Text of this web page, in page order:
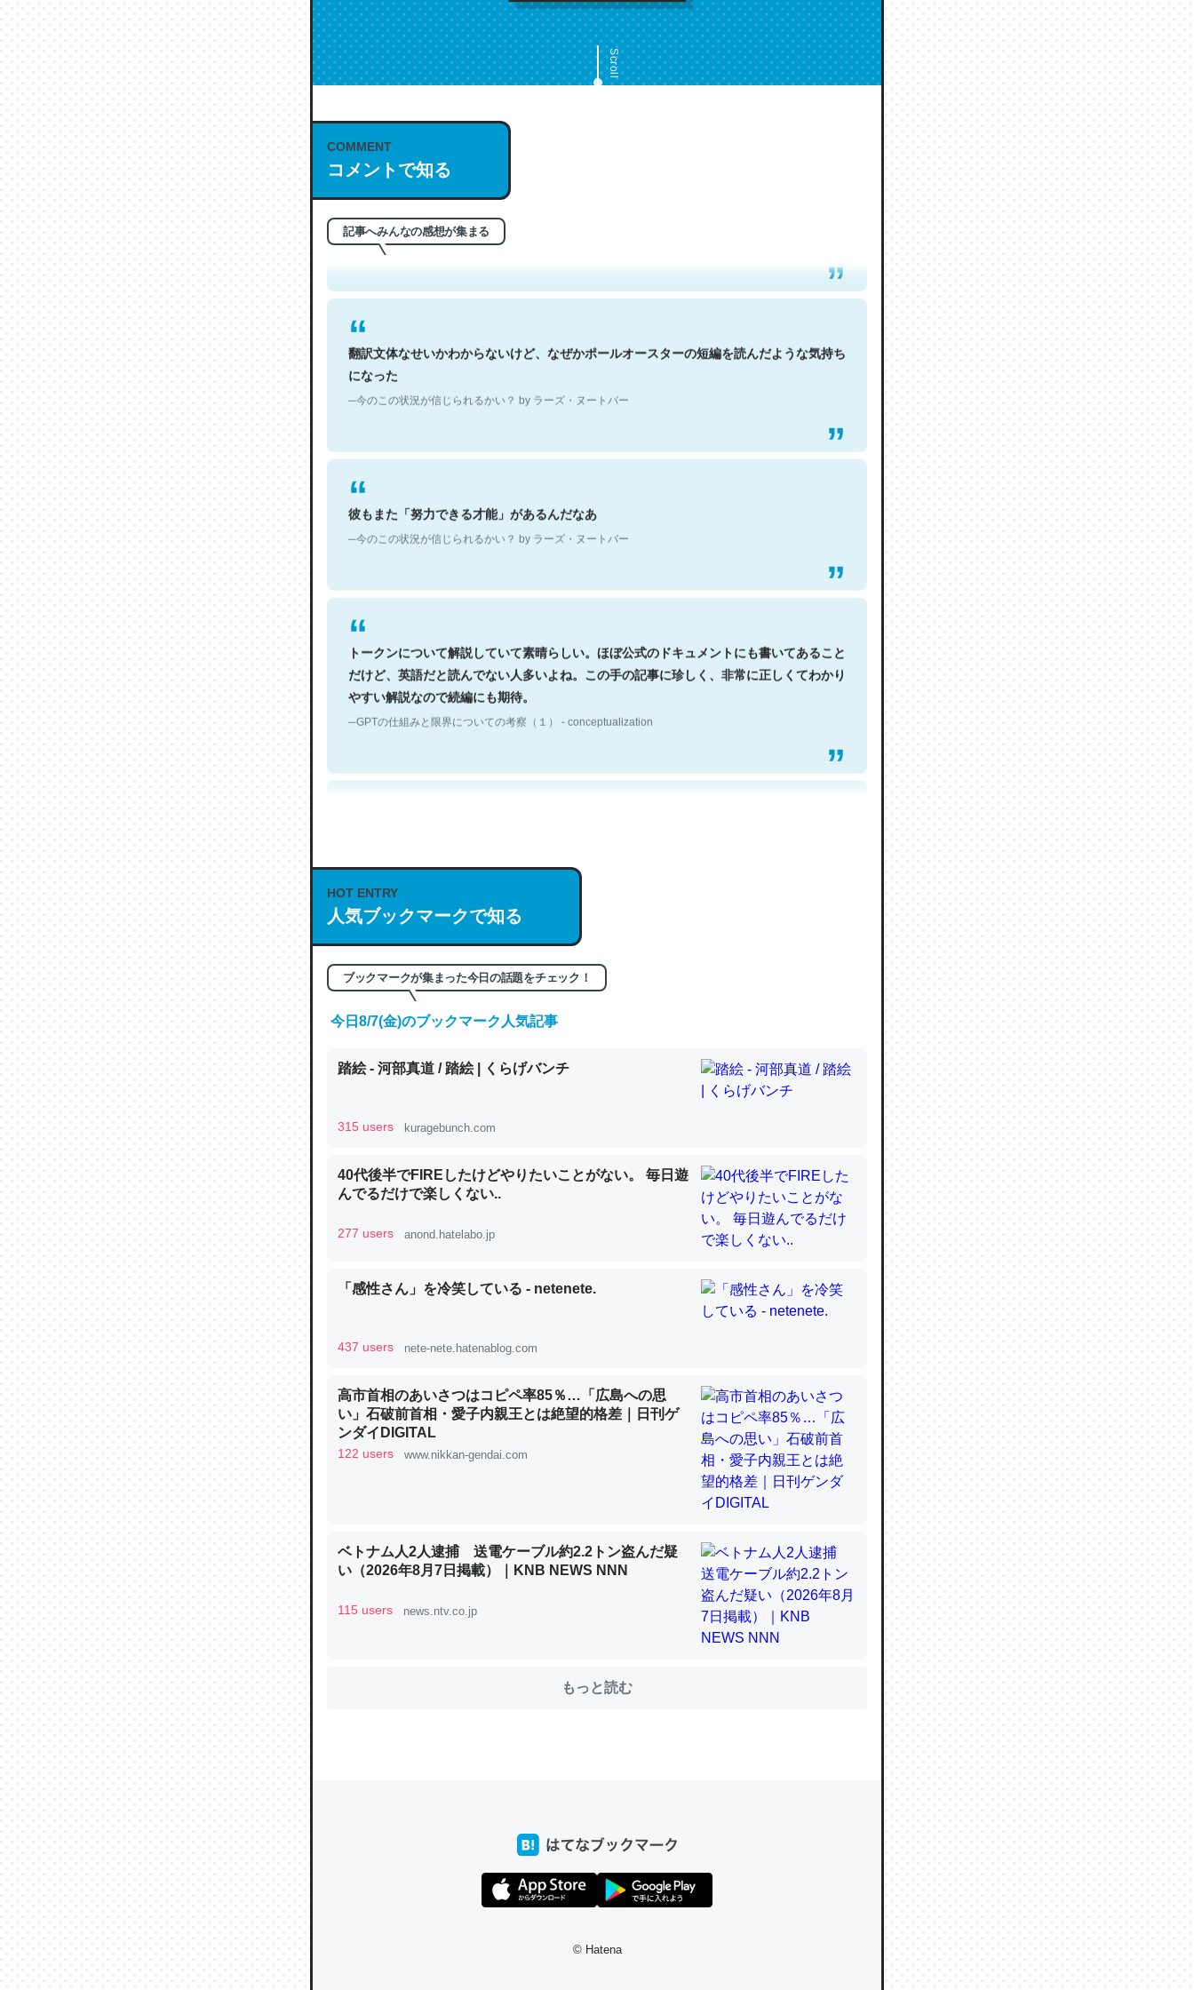
Scroll
COMMENT
コメントで知る
記事へみんなの感想が集まる
これは名文。彼はとてもクレバーなんだろうなと凄く思う。英語少しでも読める人は原文
もお勧め。自分はこの流れ好き。Let’s Fucking Go. Then Covid hit. Shit.
─今のこの状況が信じられるかい？ by ラーズ・ヌートバー
翻訳文体なせいかわからないけど、なぜかポールオースターの短編を読んだような気持ち
になった
─今のこの状況が信じられるかい？ by ラーズ・ヌートバー
彼もまた「努力できる才能」があるんだなあ
─今のこの状況が信じられるかい？ by ラーズ・ヌートバー
トークンについて解説していて素晴らしい。ほぼ公式のドキュメントにも書いてあること
だけど、英語だと読んでない人多いよね。この手の記事に珍しく、非常に正しくてわかり
やすい解説なので続編にも期待。
─GPTの仕組みと限界についての考察（１） - conceptualization
─GPTの仕組みと限界についての考察（１） - conceptualization
これは良記事。32768トークンだと英語小説100ページ分くらい。小説でいう「ずっと前
の伏線」は回収されないけど、短期記憶というには多い分量。進化すればするほど分かり
やすく強くなりそう
の600分の1程度。
─ニュース :: 【研究発表】昆虫学の大問題＝「昆虫はなぜ海にいないのか」に関する新仮説
論文では「淡水はカルシウムも酸素も不足してて両方に不利だから両方が拮抗してるので
は」とあって面白い。海にいる鋏角類（カブトガニ・ウミグモ）はカルシウムを使わずキ
─ニュース :: 【研究発表】昆虫学の大問題＝「昆虫はなぜ海にいないのか」に関する新仮説
これを元に考えるとカルシウムを大量に使う脊椎動物と貝類は苦労してるんだな…。腹足
─ニュース :: 【研究発表】昆虫学の大問題＝「昆虫はなぜ海にいないのか」に関する新仮説
中。あと、Googleマップで位置情報を共有してる。電池残量や充電中かが分かるのでこ
きる。一生で親と会える残り時間を日数にすると1週間とかの人が多いそうだけど、それ
を実質100倍以上に伸ばす効果があるはず……
HOT ENTRY
人気ブックマークで知る
ブックマークが集まった今日の話題をチェック！
今日8/7(金)のブックマーク人気記事
踏絵 - 河部真道 / 踏絵 | くらげバンチ
315 users kuragebunch.com
40代後半でFIREしたけどやりたいことがない。 毎日遊
んでるだけで楽しくない..
277 users anond.hatelabo.jp
「感性さん」を冷笑している - netenete.
437 users nete-nete.hatenablog.com
高市首相のあいさつはコピペ率85％…「広島への思
い」石破前首相・愛子内親王とは絶望的格差｜日刊ゲ
ンダイDIGITAL
122 users www.nikkan-gendai.com
ベトナム人2人逮捕 送電ケーブル約2.2トン盗んだ疑
い（2026年8月7日掲載）｜KNB NEWS NNN
115 users news.ntv.co.jp
もっと読む
© Hatena